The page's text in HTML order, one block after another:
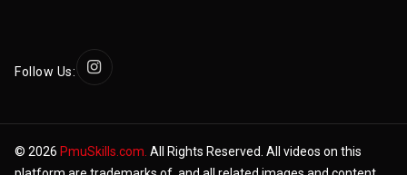
Follow Us:
© 2026 PmuSkills.com. All Rights Reserved. All videos on this